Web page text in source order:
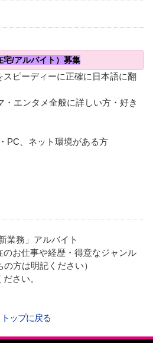
/アルバイト）募集
ピーディーに正確に日本語に翻
エンタメ全般に詳しい方・好き
PC、ネット環境がある方
業務」アルバイト
お仕事や経歴・得意なジャンル
の方は明記ください）
さい。
ップに戻る